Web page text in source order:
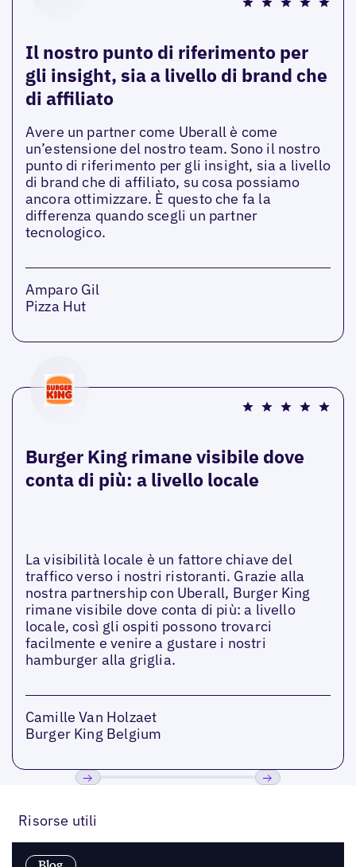
Il nostro punto di riferimento per
gli insight, sia a livello di brand che
di affiliato
Avere un partner come Uberall è come
un’estensione del nostro team. Sono il nostro
punto di riferimento per gli insight, sia a livello
di brand che di affiliato, su cosa possiamo
ancora ottimizzare. È questo che fa la
differenza quando scegli un partner
tecnologico.
Amparo Gil
Pizza Hut
Burger King rimane visibile dove
conta di più: a livello locale
La visibilità locale è un fattore chiave del
traffico verso i nostri ristoranti. Grazie alla
nostra partnership con Uberall, Burger King
rimane visibile dove conta di più: a livello
locale, così gli ospiti possono trovarci
facilmente e venire a gustare i nostri
hamburger alla griglia.
Camille Van Holzaet
Burger King Belgium
Risorse utili